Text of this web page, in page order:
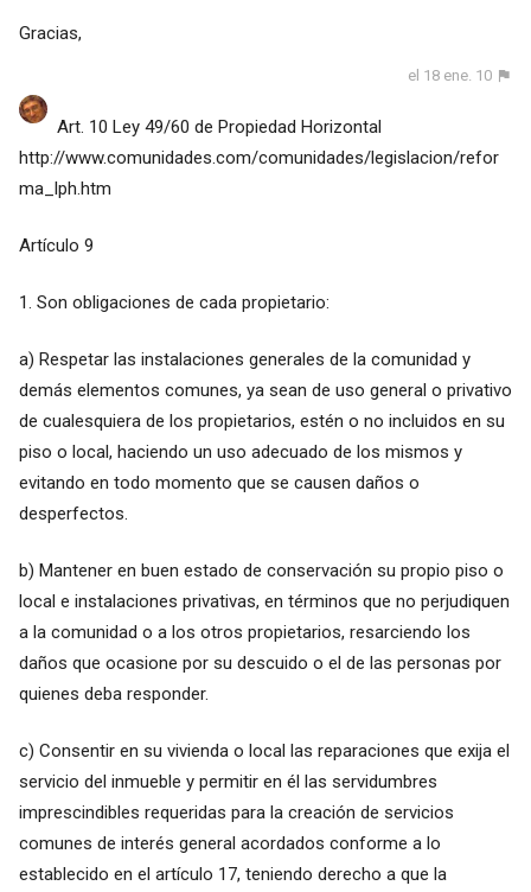
Gracias,
el 18 ene. 10
Art. 10 Ley 49/60 de Propiedad Horizontal
http://www.comunidades.com/comunidades/legislacion/refor
ma_lph.htm
Artículo 9
1. Son obligaciones de cada propietario:
a) Respetar las instalaciones generales de la comunidad y
demás elementos comunes, ya sean de uso general o privativo
de cualesquiera de los propietarios, estén o no incluidos en su
piso o local, haciendo un uso adecuado de los mismos y
evitando en todo momento que se causen daños o
desperfectos.
b) Mantener en buen estado de conservación su propio piso o
local e instalaciones privativas, en términos que no perjudiquen
a la comunidad o a los otros propietarios, resarciendo los
daños que ocasione por su descuido o el de las personas por
quienes deba responder.
c) Consentir en su vivienda o local las reparaciones que exija el
servicio del inmueble y permitir en él las servidumbres
imprescindibles requeridas para la creación de servicios
comunes de interés general acordados conforme a lo
establecido en el artículo 17, teniendo derecho a que la